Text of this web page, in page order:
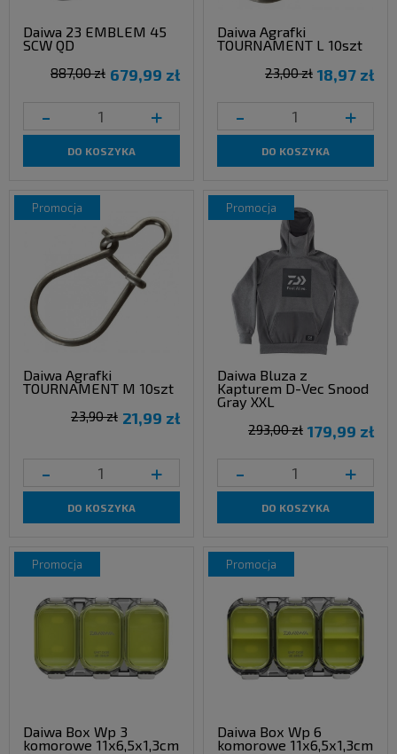
Daiwa 23 EMBLEM 45
SCW QD
679,99 zł
887,00 zł
- +
DO KOSZYKA
Daiwa Agrafki
TOURNAMENT L 10szt
18,97 zł
23,00 zł
- +
DO KOSZYKA
Daiwa Agrafki
TOURNAMENT M 10szt
21,99 zł
23,90 zł
- +
DO KOSZYKA
promocja
Daiwa Bluza z
Kapturem D-Vec Snood
Gray XXL
179,99 zł
293,00 zł
- +
DO KOSZYKA
promocja
Daiwa Box Wp 3
komorowe 11x6,5x1,3cm
promocja
Daiwa Box Wp 6
komorowe 11x6,5x1,3cm
promocja